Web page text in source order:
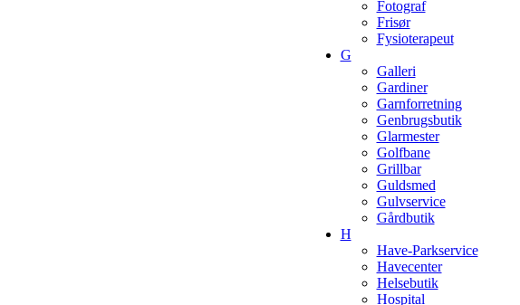
Fotograf
Frisør
Fysioterapeut
G
Galleri
Gardiner
Garnforretning
Genbrugsbutik
Glarmester
Golfbane
Grillbar
Guldsmed
Gulvservice
Gårdbutik
H
Have-Parkservice
Havecenter
Helsebutik
Hospital